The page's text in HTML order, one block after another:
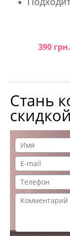
390 грн.
Стань
скидкой